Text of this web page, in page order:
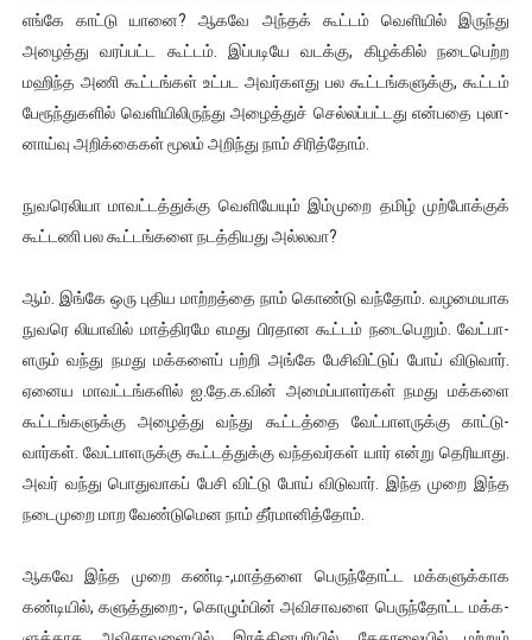
எங்கே காட்டு யானை? ஆகவே அந்தக் கூட்டம் வெளியில் இருந்து
அழைத்து வரப்­பட்ட கூட்டம். இப்­ப­டியே வடக்கு, கிழக்கில் நடை­பெற்ற
மஹிந்த அணி கூட்­டங்கள் உட்­பட அவர்­க­ளது பல கூட்­டங்­க­ளுக்கு, கூட்டம்
பேரூந்­து­களில் வெளியிலிருந்து அழைத்துச் செல்­லப்­பட்­டது என்­பதை புலா­
னாய்வு அறிக்­கைகள் மூலம் அறிந்து நாம் சிரித்தோம்.
நுவரெ­லியா மாவட்­டத்­துக்கு வெளி­யேயும் இம்­முறை தமிழ் முற்­போக்குக்
கூட்­டணி பல கூட்­டங்­களை நடத்­தி­யது அல்­லவா?
ஆம். இங்கே ஒரு புதிய மாற்­றத்தை நாம் கொண்டு வந்தோம். வழ­மை­யாக
நுவ­ரெ­ லி­யாவில் மாத்­தி­ரமே எமது பிர­தான கூட்டம் நடை­பெறும். வேட்­பா­
ளரும் வந்து நமது மக்­களைப் பற்றி அங்கே பேசி­விட்டுப் போய் விடுவார்.
ஏனைய மாவட்­டங்­களில் ஐ.தே.க.வின் அமைப்­பா­ளர்கள் நமது மக்­களை
கூட்­டங்­க­ளுக்கு அழைத்து வந்து கூட்­டத்தை வேட்­பா­ள­ருக்கு காட்­டு­
வார்கள். வேட்­பா­ள­ருக்கு கூட்­டத்­துக்கு வந்­த­வர்கள் யார் என்று தெரி­யாது.
அவர் வந்து பொது­வாகப் பேசி விட்டு போய் விடுவார். இந்த முறை இந்த
நடை­முறை மாற வேண்­டு­மென நாம் தீர்­மா­னித்தோம்.
ஆகவே இந்த முறை கண்­டி-­,மாத்­தளை பெருந்­தோட்ட மக்­க­ளுக்­காக
கண்­டியில், களுத்­து­றை-­, கொ­ழும்பின் அவி­சா­வளை பெருந்­தோட்ட மக்­க­